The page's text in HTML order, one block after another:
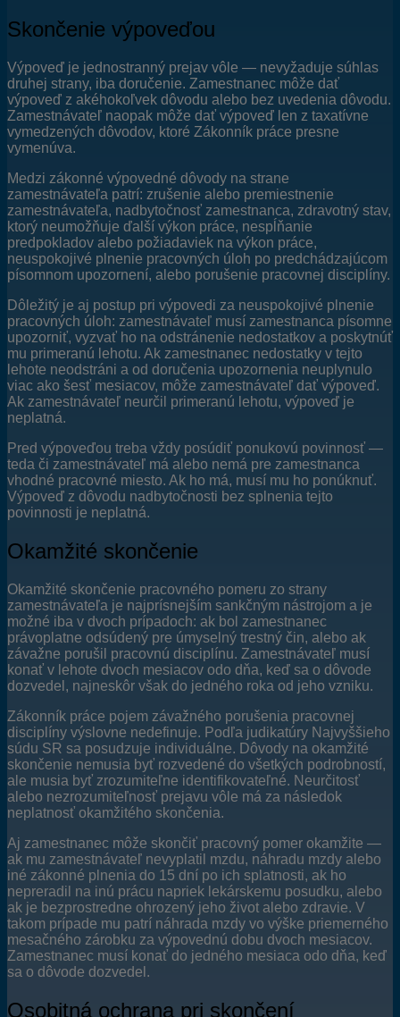
Skončenie výpoveďou
Výpoveď je jednostranný prejav vôle — nevyžaduje súhlas
druhej strany, iba doručenie. Zamestnanec môže dať
výpoveď z akéhokoľvek dôvodu alebo bez uvedenia dôvodu.
Zamestnávateľ naopak môže dať výpoveď len z taxatívne
vymedzených dôvodov, ktoré Zákonník práce presne
vymenúva.
Medzi zákonné výpovedné dôvody na strane
zamestnávateľa patrí: zrušenie alebo premiestnenie
zamestnávateľa, nadbytočnosť zamestnanca, zdravotný stav,
ktorý neumožňuje ďalší výkon práce, nespĺňanie
predpokladov alebo požiadaviek na výkon práce,
neuspokojivé plnenie pracovných úloh po predchádzajúcom
písomnom upozornení, alebo porušenie pracovnej disciplíny.
Dôležitý je aj postup pri výpovedi za neuspokojivé plnenie
pracovných úloh: zamestnávateľ musí zamestnanca písomne
upozorniť, vyzvať ho na odstránenie nedostatkov a poskytnúť
mu primeranú lehotu. Ak zamestnanec nedostatky v tejto
lehote neodstráni a od doručenia upozornenia neuplynulo
viac ako šesť mesiacov, môže zamestnávateľ dať výpoveď.
Ak zamestnávateľ neurčil primeranú lehotu, výpoveď je
neplatná.
Pred výpoveďou treba vždy posúdiť ponukovú povinnosť —
teda či zamestnávateľ má alebo nemá pre zamestnanca
vhodné pracovné miesto. Ak ho má, musí mu ho ponúknuť.
Výpoveď z dôvodu nadbytočnosti bez splnenia tejto
povinnosti je neplatná.
Okamžité skončenie
Okamžité skončenie pracovného pomeru zo strany
zamestnávateľa je najprísnejším sankčným nástrojom a je
možné iba v dvoch prípadoch: ak bol zamestnanec
právoplatne odsúdený pre úmyselný trestný čin, alebo ak
závažne porušil pracovnú disciplínu. Zamestnávateľ musí
konať v lehote dvoch mesiacov odo dňa, keď sa o dôvode
dozvedel, najneskôr však do jedného roka od jeho vzniku.
Zákonník práce pojem závažného porušenia pracovnej
disciplíny výslovne nedefinuje. Podľa judikatúry Najvyššieho
súdu SR sa posudzuje individuálne. Dôvody na okamžité
skončenie nemusia byť rozvedené do všetkých podrobností,
ale musia byť zrozumiteľne identifikovateľné. Neurčitosť
alebo nezrozumiteľnosť prejavu vôle má za následok
neplatnosť okamžitého skončenia.
Aj zamestnanec môže skončiť pracovný pomer okamžite —
ak mu zamestnávateľ nevyplatil mzdu, náhradu mzdy alebo
iné zákonné plnenia do 15 dní po ich splatnosti, ak ho
nepreradil na inú prácu napriek lekárskemu posudku, alebo
ak je bezprostredne ohrozený jeho život alebo zdravie. V
takom prípade mu patrí náhrada mzdy vo výške priemerného
mesačného zárobku za výpovednú dobu dvoch mesiacov.
Zamestnanec musí konať do jedného mesiaca odo dňa, keď
sa o dôvode dozvedel.
Osobitná ochrana pri skončení